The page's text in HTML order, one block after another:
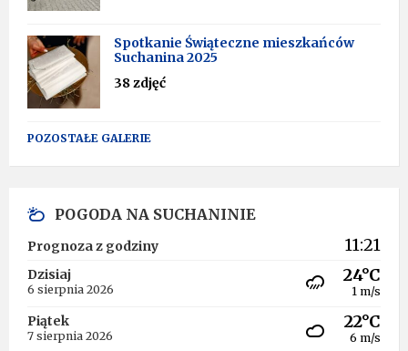
Spotkanie Świąteczne mieszkańców
Suchanina 2025
38 zdjęć
POZOSTAŁE GALERIE
POGODA NA SUCHANINIE
Prognoza z godziny 11:21
Dzisiaj
6 sierpnia 2026
24°C
1 m/s
Piątek
7 sierpnia 2026
22°C
6 m/s